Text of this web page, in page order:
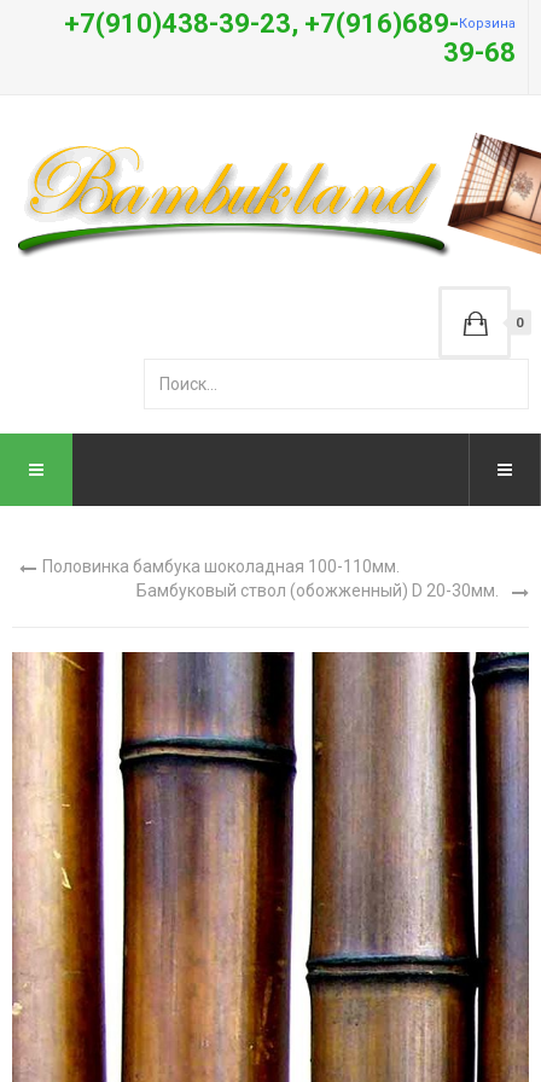
Корзина
+7(910)438-39-23, +7(916)689-
39-68
0
Половинка бамбука шоколадная 100-110мм.
Бамбуковый ствол (обожженный) D 20-30мм.